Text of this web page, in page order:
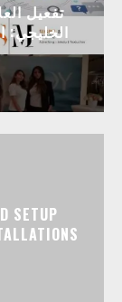
تفعيل
الخليجي:
SETUP